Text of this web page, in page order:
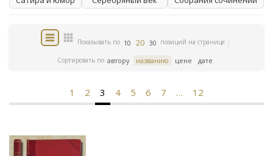
Показывать по 10 20 30 позиций на странице
Сортировать по автору названию цене дате
1 2 3 4 5 6 7 … 12